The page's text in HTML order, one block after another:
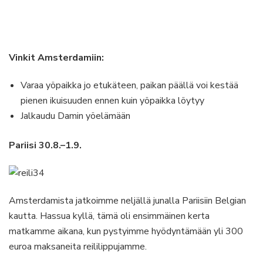
Vinkit Amsterdamiin:
Varaa yöpaikka jo etukäteen, paikan päällä voi kestää
pienen ikuisuuden ennen kuin yöpaikka löytyy
Jalkaudu Damin yöelämään
Pariisi 30.8.–1.9.
Amsterdamista jatkoimme neljällä junalla Pariisiin Belgian
kautta. Hassua kyllä, tämä oli ensimmäinen kerta
matkamme aikana, kun pystyimme hyödyntämään yli 300
euroa maksaneita reililippujamme.